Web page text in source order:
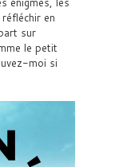
en
sur
le petit
moi si